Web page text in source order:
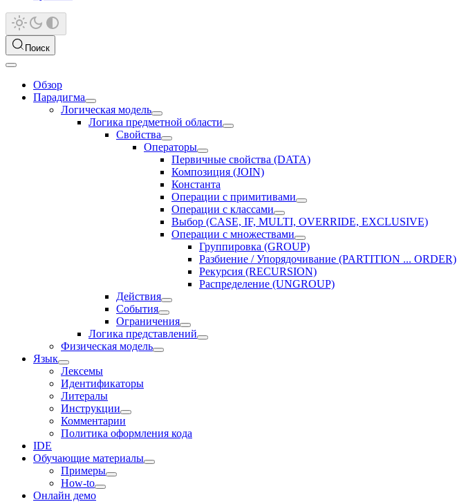
Поиск
Обзор
Парадигма
Логическая модель
Логика предметной области
Свойства
Операторы
Первичные свойства (DATA)
Композиция (JOIN)
Константа
Операции с примитивами
Операции с классами
Выбор (CASE, IF, MULTI, OVERRIDE, EXCLUSIVE)
Операции с множествами
Группировка (GROUP)
Разбиение / Упорядочивание (PARTITION ... ORDER)
Рекурсия (RECURSION)
Распределение (UNGROUP)
Действия
События
Ограничения
Логика представлений
Физическая модель
Язык
Лексемы
Идентификаторы
Литералы
Инструкции
Комментарии
Политика оформления кода
IDE
Обучающие материалы
Примеры
How-to
Онлайн демо